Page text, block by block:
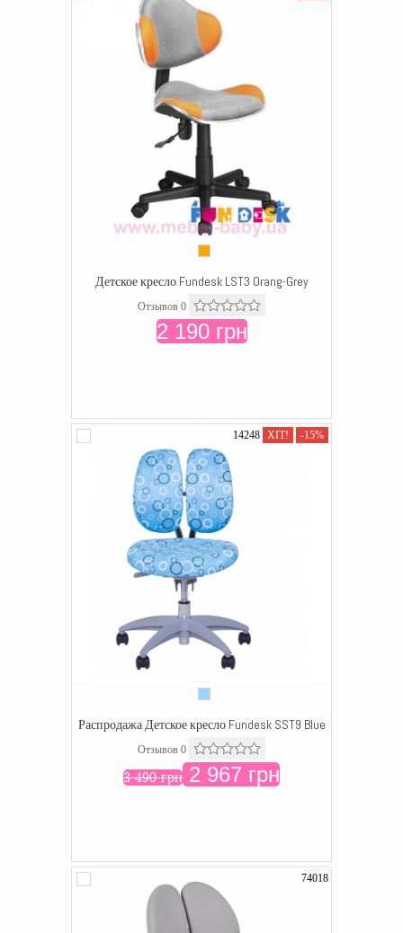
Детское кресло Fundesk LST3 Orang-Grey
Отзывов 0
2 190 грн
14248 ХІТ! -15%
Распродажа Детское кресло Fundesk SST9 Blue
Отзывов 0
3 490 грн 2 967 грн
74018